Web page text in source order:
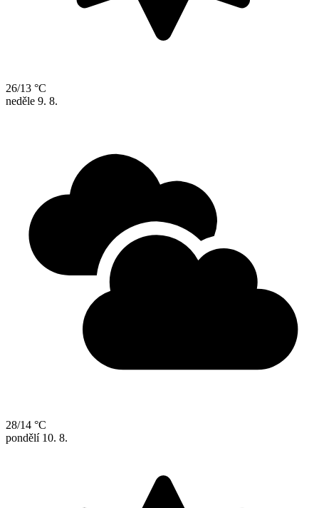
26/13 °C
neděle 9. 8.
28/14 °C
pondělí 10. 8.